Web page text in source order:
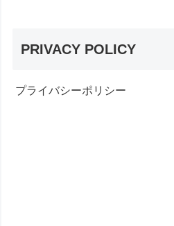
PRIVACY POLICY
プライバシーポリシー